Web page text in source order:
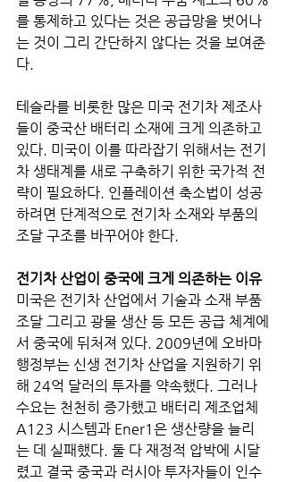
를 통제하고 있다는 것은 공급망을 벗어나
는 것이 그리 간단하지 않다는 것을 보여준
다.
테슬라를 비롯한 많은 미국 전기차 제조사
들이 중국산 배터리 소재에 크게 의존하고
있다. 미국이 이를 따라잡기 위해서는 전기
차 생태계를 새로 구축하기 위한 국가적 전
략이 필요하다. 인플레이션 축소법이 성공
하려면 단계적으로 전기차 소재와 부품의
조달 구조를 바꾸어야 한다.
전기차 산업이 중국에 크게 의존하는 이유
미국은 전기차 산업에서 기술과 소재 부품
조달 그리고 광물 생산 등 모든 공급 체계에
서 중국에 뒤처져 있다. 2009년에 오바마
행정부는 신생 전기차 산업을 지원하기 위
해 24억 달러의 투자를 약속했다. 그러나
수요는 천천히 증가했고 배터리 제조업체
A123 시스템과 Ener1은 생산량을 늘리
는 데 실패했다. 둘 다 재정적 압박에 시달
렸고 결국 중국과 러시아 투자자들이 인수